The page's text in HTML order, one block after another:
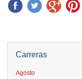
Carreras
Agosto